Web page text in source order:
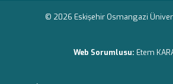
© 2026 Eskişehir Osmangazi
Web Sorumlusu: Etem